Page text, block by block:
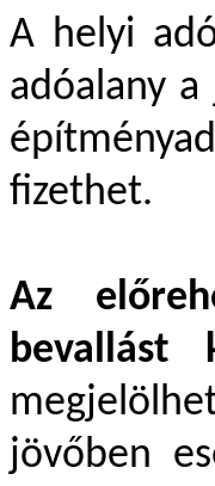
A helyi
adóalany
fizethet.
Az
bevallást
jövőben